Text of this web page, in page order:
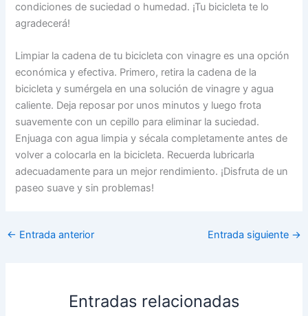
condiciones de suciedad o humedad. ¡Tu bicicleta te lo
agradecerá!
Limpiar la cadena de tu bicicleta con vinagre es una opción
económica y efectiva. Primero, retira la cadena de la
bicicleta y sumérgela en una solución de vinagre y agua
caliente. Deja reposar por unos minutos y luego frota
suavemente con un cepillo para eliminar la suciedad.
Enjuaga con agua limpia y sécala completamente antes de
volver a colocarla en la bicicleta. Recuerda lubricarla
adecuadamente para un mejor rendimiento. ¡Disfruta de un
paseo suave y sin problemas!
← Entrada anterior Entrada siguiente →
Entradas relacionadas